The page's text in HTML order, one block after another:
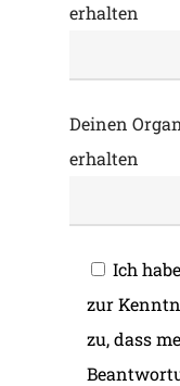
erhalten
Deinen
erhalten
Ich
zur
zu, dass